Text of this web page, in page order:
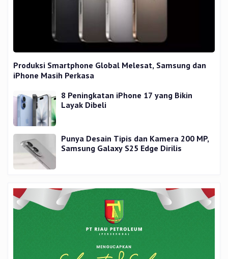
Produksi Smartphone Global Melesat, Samsung dan
iPhone Masih Perkasa
8 Peningkatan iPhone 17 yang Bikin
Layak Dibeli
Punya Desain Tipis dan Kamera 200 MP,
Samsung Galaxy S25 Edge Dirilis